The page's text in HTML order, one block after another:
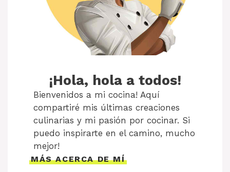
¡Hola, hola a todos!
Bienvenidos a mi cocina! Aquí
compartiré mis últimas creaciones
culinarias y mi pasión por cocinar. Si
puedo inspirarte en el camino, mucho
mejor!
MÁS ACERCA DE MÍ